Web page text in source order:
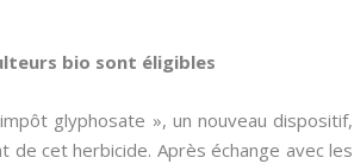
bio sont éligibles
glyphosate », un nouveau dispositif,
cet herbicide. Après échange avec les